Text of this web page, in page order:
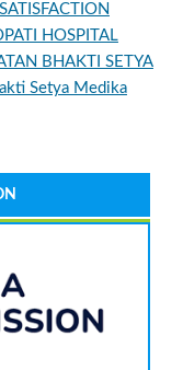
HOSPITAL
BHAKTI SETYA
Setya Medika